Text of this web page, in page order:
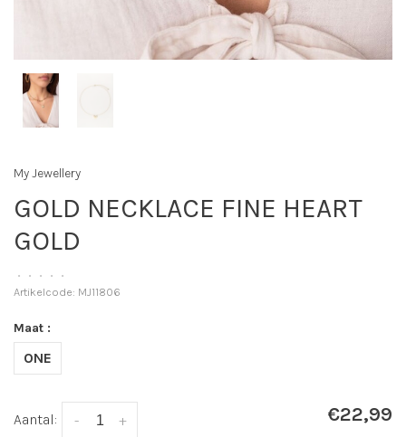
My Jewellery
GOLD NECKLACE FINE HEART
GOLD
• • • •
•
Artikelcode: MJ11806
Maat :
ONE
Aantal: +
- €22,99